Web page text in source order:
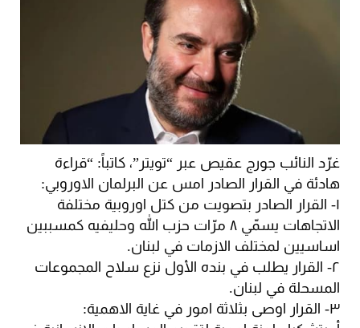
غرّد النائب جورج عقيص عبر “تويتر”، كاتباً: “قراءة
هادئة في القرار الصادر امس عن البرلمان الاوروبي:
١- القرار الصادر بتصويت من كتل اوروبية مختلفة
الاتجاهات يسمّي ٨ مرّات حزب الله وحليفيه كمسببين
اساسيين لمختلف الازمات في لبنان.
٢- القرار يطلب في بنده الأول نزع سلاح المجموعات
المسحلة في لبنان.
٣- القرار اوصى بثلاثة امور في غاية الاهمية: